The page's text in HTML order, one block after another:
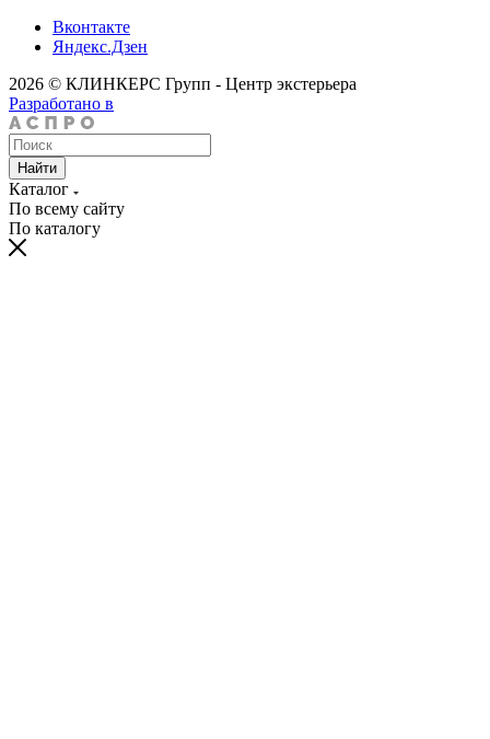
Вконтакте
Яндекс.Дзен
2026 © КЛИНКЕРС Групп - Центр экстерьера
Разработано в
Найти
Каталог
По всему сайту
По каталогу